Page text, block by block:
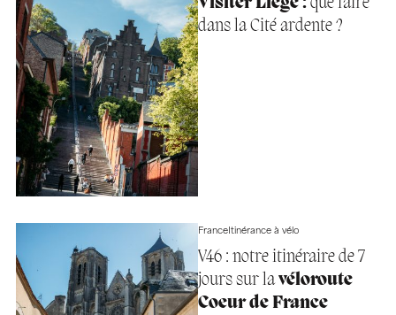
dans la Cité ardente ?
FranceItinérance à vélo
V46 : notre itinéraire de 7
jours sur lavéloroute
Coeur de France